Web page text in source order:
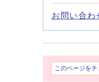
お問い合わ
このページを